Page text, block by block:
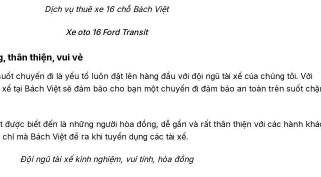
Dịch vụ thuê xe 16 chỗ Bách Việt
Xe oto 16 Ford Transit
thân thiện, vui vẻ
chuyến đi là yếu tố luôn đặt lên hàng đầu với đội ngũ tài xế của chúng tôi. Với
tại Bách Việt sẽ đảm bảo cho bạn một chuyến đi đảm bảo an toàn trên suốt
được biết đến là những người hòa đồng, dễ gần và rất thân thiện với các hành
mà Bách Việt đề ra khi tuyển dụng các tài xế.
Đội ngũ tài xế kinh nghiệm, vui tính, hòa đồng